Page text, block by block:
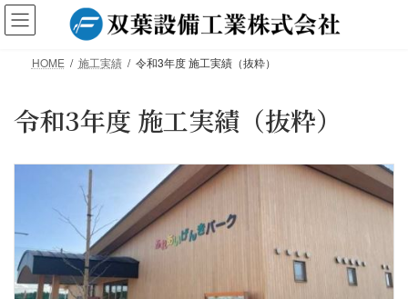
コ
ン
ナ
ビ
HOME 施工実績 令和3年度 施工実績（抜粋）
令和3年度 施工実績（抜粋）